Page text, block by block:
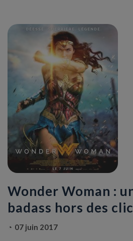
Wonder Woman :
badass hors des
07 juin 2017